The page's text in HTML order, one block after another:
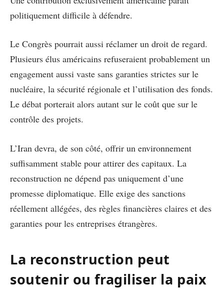
politiquement difficile à défendre.
Le Congrès pourrait aussi réclamer un droit de regard.
Plusieurs élus américains refuseraient probablement un
engagement aussi vaste sans garanties strictes sur le
nucléaire, la sécurité régionale et l’utilisation des fonds.
Le débat porterait alors autant sur le coût que sur le
contrôle des projets.
L’Iran devra, de son côté, offrir un environnement
suffisamment stable pour attirer des capitaux. La
reconstruction ne dépend pas uniquement d’une
promesse diplomatique. Elle exige des sanctions
réellement allégées, des règles financières claires et des
garanties pour les entreprises étrangères.
La reconstruction peut
soutenir ou fragiliser la paix